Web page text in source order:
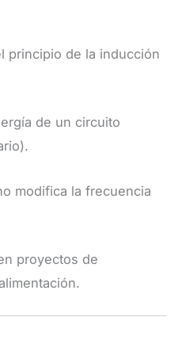
principio de la inducción
de un circuito
modifica la frecuencia
proyectos de